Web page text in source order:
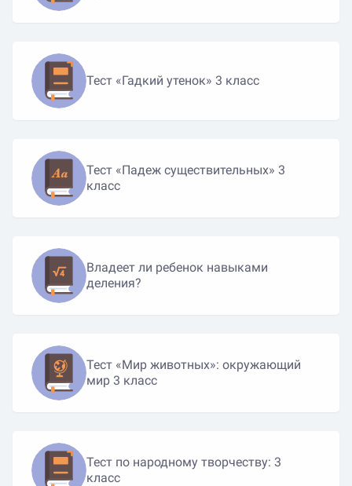
Тест «Гадкий утенок» 3 класс
Тест «Падеж существительных» 3
класс
Владеет ли ребенок навыками
деления?
Тест «Мир животных»: окружающий
мир 3 класс
Тест по народному творчеству: 3
класс